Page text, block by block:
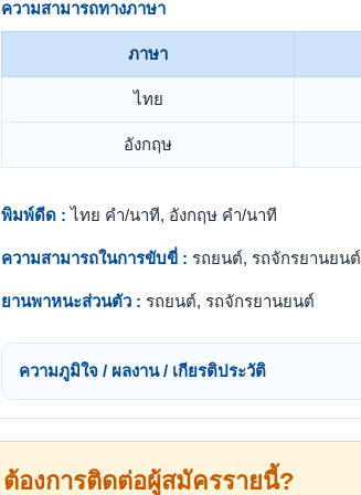
ความสามารถทางภาษา
ภาษา
ไทย
อังกฤษ
พิมพ์ดีด : ไทย คำ/นาที, อังกฤษ คำ/นาที
ความสามารถในการขับขี่ : รถยนต์, รถจักรยานยนต์
ยานพาหนะส่วนตัว : รถยนต์, รถจักรยานยนต์
ความภูมิใจ / ผลงาน / เกียรติประวัติ
ต้องการติดต่อผู้สมัครรายนี้?